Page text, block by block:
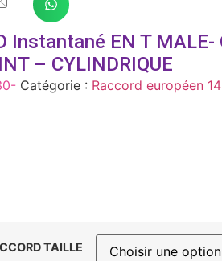
Instantané EN T MALE-
– CYLINDRIQUE
Catégorie : Raccord européen 14
TAILLE